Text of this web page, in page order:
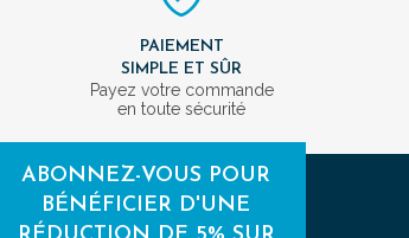
PAIEMENT
SIMPLE ET SÛR
Payez votre commande
en toute sécurité
ABONNEZ-VOUS POUR
BÉNÉFICIER D'UNE